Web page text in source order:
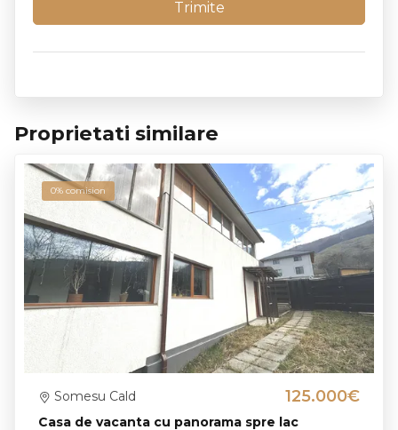
Proprietati similare
0% comision
Casa de vacanta cu panorama spre lac
Somesu Cald 125.000€